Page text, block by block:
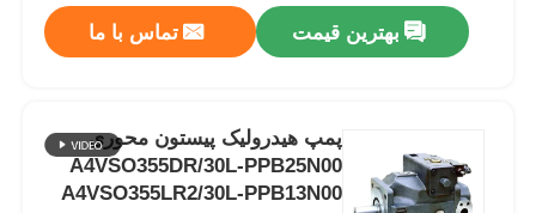
بهترین قیمت تماس با ما
پمپ هیدرولیک پیستون محوری
A4VSO355DR/30L-PPB25N00
A4VSO355LR2/30L-PPB13N00